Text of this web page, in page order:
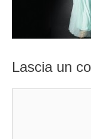
Lascia un